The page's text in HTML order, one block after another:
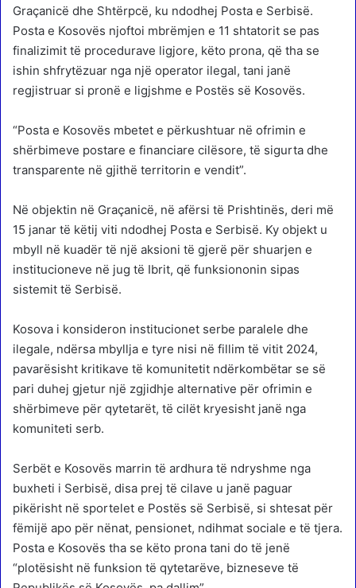
Graçanicë dhe Shtërpcë, ku ndodhej Posta e Serbisë.
Posta e Kosovës njoftoi mbrëmjen e 11 shtatorit se pas
finalizimit të procedurave ligjore, këto prona, që tha se
ishin shfrytëzuar nga një operator ilegal, tani janë
regjistruar si pronë e ligjshme e Postës së Kosovës.
“Posta e Kosovës mbetet e përkushtuar në ofrimin e
shërbimeve postare e financiare cilësore, të sigurta dhe
transparente në gjithë territorin e vendit”.
Në objektin në Graçanicë, në afërsi të Prishtinës, deri më
15 janar të këtij viti ndodhej Posta e Serbisë. Ky objekt u
mbyll në kuadër të një aksioni të gjerë për shuarjen e
institucioneve në jug të Ibrit, që funksiononin sipas
sistemit të Serbisë.
Kosova i konsideron institucionet serbe paralele dhe
ilegale, ndërsa mbyllja e tyre nisi në fillim të vitit 2024,
pavarësisht kritikave të komunitetit ndërkombëtar se së
pari duhej gjetur një zgjidhje alternative për ofrimin e
shërbimeve për qytetarët, të cilët kryesisht janë nga
komuniteti serb.
Serbët e Kosovës marrin të ardhura të ndryshme nga
buxheti i Serbisë, disa prej të cilave u janë paguar
pikërisht në sportelet e Postës së Serbisë, si shtesat për
fëmijë apo për nënat, pensionet, ndihmat sociale e të tjera.
Posta e Kosovës tha se këto prona tani do të jenë
“plotësisht në funksion të qytetarëve, bizneseve të